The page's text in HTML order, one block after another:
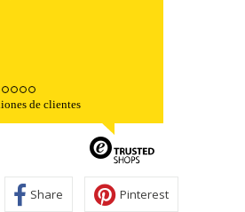
de clientes
Share Pinterest